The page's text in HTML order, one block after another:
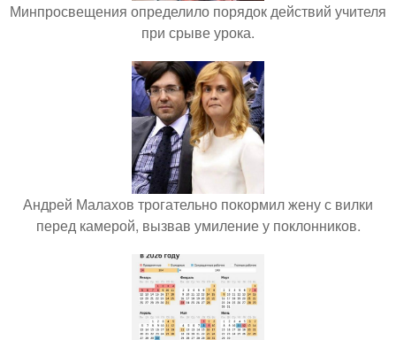
Минпросвещения определило порядок действий учителя
при срыве урока.
Андрей Малахов трогательно покормил жену с вилки
перед камерой, вызвав умиление у поклонников.